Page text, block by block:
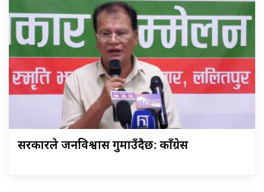
सरकारले जनविश्वास गुमाउँदैछ: काँग्रेस